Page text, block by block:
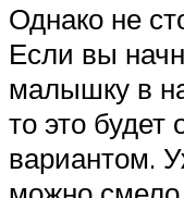
Однако не
Если вы
малышку в
то это
вариантом.